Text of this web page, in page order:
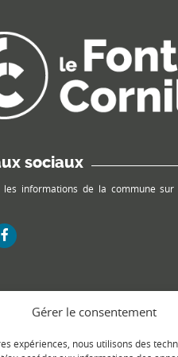
Gérer le consentement
expériences, nous utilisons des
sociaux
les informations de la commune